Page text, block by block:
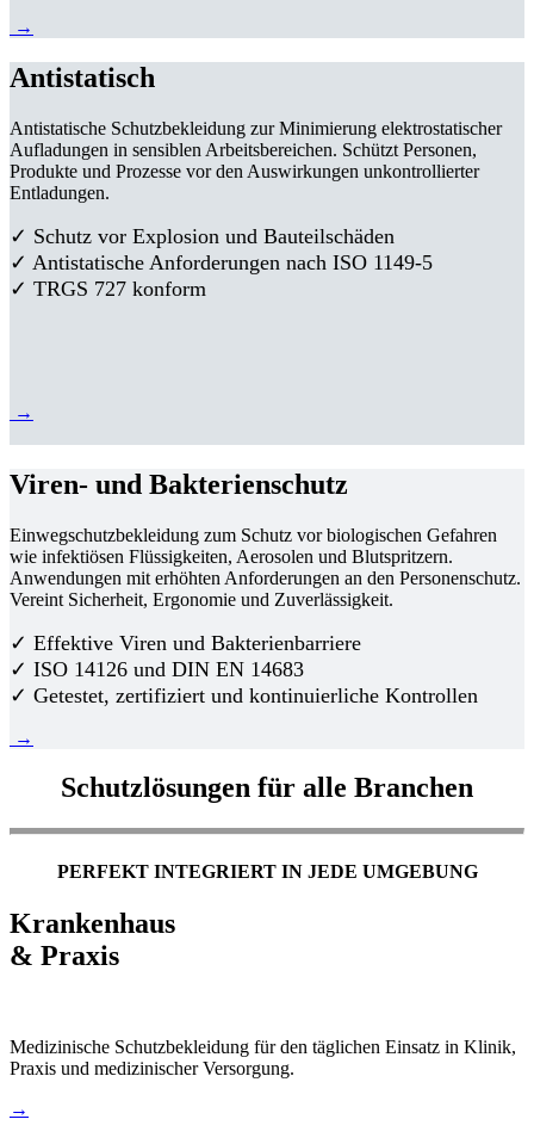
→
Antistatisch
Antistatische Schutzbekleidung zur Minimierung elektrostatischer
Aufladungen in sensiblen Arbeitsbereichen. Schützt Personen,
Produkte und Prozesse vor den Auswirkungen unkontrollierter
Entladungen.
✓ Schutz vor Explosion und Bauteilschäden
✓ Antistatische Anforderungen nach ISO 1149-5
✓ TRGS 727 konform
→
Viren- und Bakterienschutz
Einwegschutzbekleidung zum Schutz vor biologischen Gefahren
wie infektiösen Flüssigkeiten, Aerosolen und Blutspritzern.
Anwendungen mit erhöhten Anforderungen an den Personenschutz.
Vereint Sicherheit, Ergonomie und Zuverlässigkeit.
✓ Effektive Viren und Bakterienbarriere
✓ ISO 14126 und DIN EN 14683
✓ Getestet, zertifiziert und kontinuierliche Kontrollen
→
Schutzlösungen für alle Branchen
PERFEKT INTEGRIERT IN JEDE UMGEBUNG
Krankenhaus
& Praxis
Medizinische Schutzbekleidung für den täglichen Einsatz in Klinik,
Praxis und medizinischer Versorgung.
→